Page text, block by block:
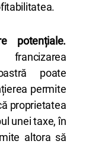
potențiale.
poate
permite
proprietatea
unei taxe, în
altora să